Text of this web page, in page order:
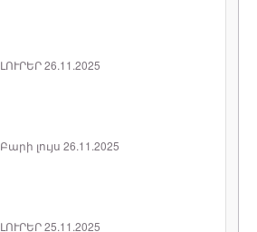
ԼՈՒՐԵՐ 26.11.2025
Բարի լույս 26.11.2025
ԼՈՒՐԵՐ 25.11.2025